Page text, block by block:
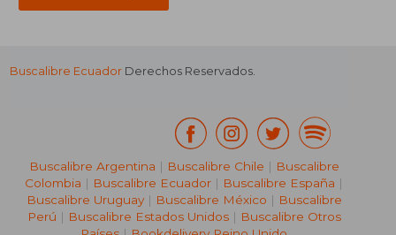
Buscalibre Ecuador Derechos Reservados.
Buscalibre Argentina | Buscalibre Chile | Buscalibre
Colombia | Buscalibre Ecuador | Buscalibre España |
Buscalibre Uruguay| Buscalibre México | Buscalibre
Perú | Buscalibre Estados Unidos| Buscalibre Otros